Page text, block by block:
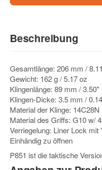
Beschreibung
Gesamtlänge: 206 mm /
Gewicht: 162 g / 5.17 oz
Klingenlänge: 89 mm / 3.50"
Klingen-Dicke: 3.5 mm /
Material der Klinge:
Material des Griffs: G10 w/
Verriegelung: Liner Lock
Einhändig zu öffnen
P851 ist die taktische